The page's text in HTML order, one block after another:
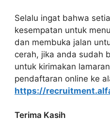
Selalu ingat bahwa
kesempatan untuk
dan membuka jalan
cerah, jika anda sudah
untuk kirimakan
pendaftaran online ke
https://
Terima Kasih